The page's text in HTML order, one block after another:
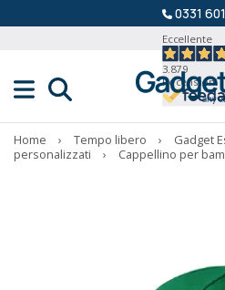
0331
Eccellente
3.879
Recensioni
Home › Tempo libero › Gadget
personalizzati
› Cappellino per